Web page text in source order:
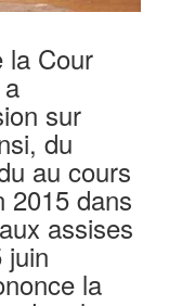
la Cour
sur
du
au cours
2015 dans
assises
juin
la